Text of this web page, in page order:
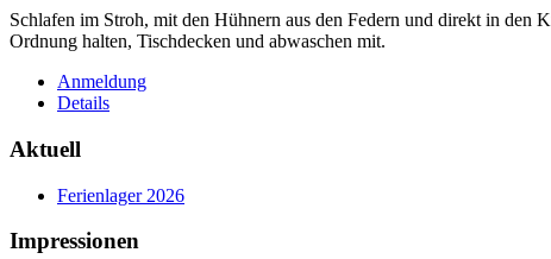
Schlafen im Stroh, mit den Hühnern aus den Federn und direkt in
Ordnung halten, Tischdecken und abwaschen mit.
Anmeldung
Details
Aktuell
Ferienlager 2026
Impressionen